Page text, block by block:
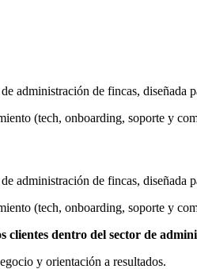
administración de fincas,
(tech, onboarding, soporte y
administración de fincas,
(tech, onboarding, soporte y
clientes dentro del sector de
y orientación a resultados.